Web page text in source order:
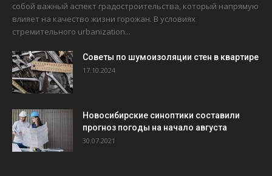
собой важный аспект градостроительства, который напрямую
влияет на качество жизни горожан. В условиях
стремительного urbanization...
Советы по шумоизоляции стен в квартире
17.10.2024
Новосибирские синоптики составили
прогноз погоды на начало августа
30.07.2021